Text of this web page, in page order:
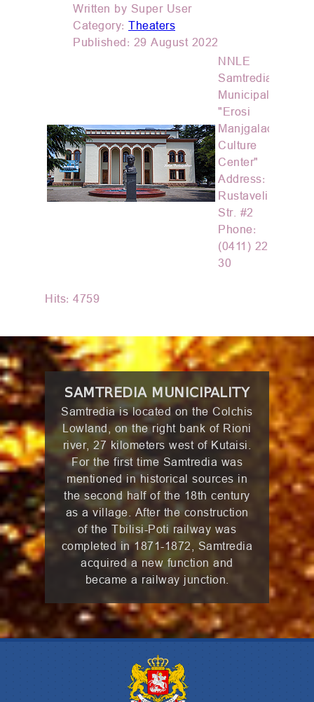
Written by Super User
Category: Theaters
Published: 29 August 2022
NNLE
Samtredia
Municipality
"Erosi
Manjgaladze
Culture
Center"
Address:
Rustaveli
Str. #2
Phone:
(0411) 22 38
30
Hits: 4759
SAMTREDIA MUNICIPALITY
Samtredia is located on the Colchis
Lowland, on the right bank of Rioni
river, 27 kilometers west of Kutaisi.
For the first time Samtredia was
mentioned in historical sources in
the second half of the 18th century
as a village. After the construction
of the Tbilisi-Poti railway was
completed in 1871-1872, Samtredia
acquired a new function and
became a railway junction.